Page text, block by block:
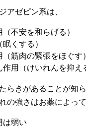
アゼピン系は、
不安を和らげる）
くする）
筋肉の緊張をほぐす）
用（けいれんを抑え
らきがあることが知
の強さはお薬によっ
は弱い